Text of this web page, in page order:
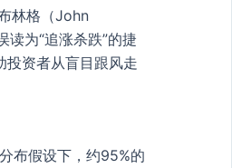
林格（John
为“追涨杀跌”的捷
投资者从盲目跟风走
布假设下，约95%的